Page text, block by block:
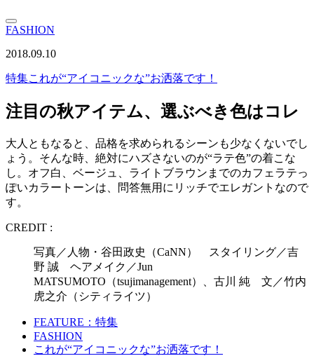
FASHION
2018.09.10
特集これが“アイコニックな”お洒落です！
注目の秋アイテム、選ぶべき色はコレ
大人ともなると、品格を求められるシーンも少なくないでし
ょう。そんな時、絶対にハズさないのが“ラテ色”の着こな
し。オフ白、ベージュ、ライトブラウンまでのカフェラテっ
ぽいカラートーンは、問答無用にリッチでエレガントなので
す。
CREDIT :
写真／人物・谷田政史（CaNN） スタイリング／吉
野 誠 ヘアメイク／Jun
MATSUMOTO（tsujimanagement）、古川 純 文／竹内
虎之介（シティライツ）
FEATURE：特集
FASHION
これが“アイコニックな”お洒落です！